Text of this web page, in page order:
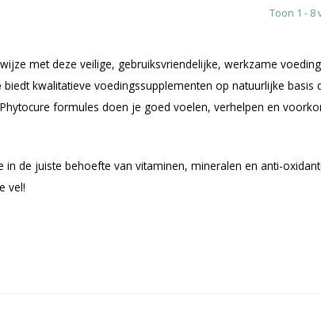
Toon 1 - 8
met deze veilige, gebruiksvriendelijke, werkzame
biedt kwalitatieve voedingssupplementen op natuurlijke
formules doen je goed voelen, verhelpen en
de juiste behoefte van vitaminen, mineralen en anti-
vel!